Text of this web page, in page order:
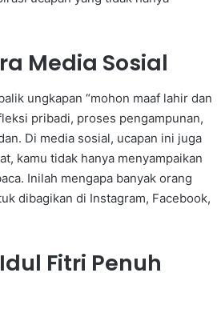
Media Sosial
ungkapan “mohon maaf lahir dan
pribadi, proses pengampunan,
Di media sosial, ucapan ini juga
kamu tidak hanya menyampaikan
Inilah mengapa banyak orang
dibagikan di Instagram, Facebook,
Fitri Penuh